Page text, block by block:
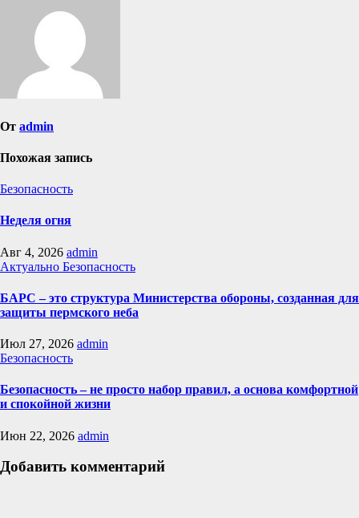
От admin
Похожая запись
Безопасность
Неделя огня
Авг 4, 2026 admin
Актуально Безопасность
БАРС – это структура Министерства обороны, созданная для
защиты пермского неба
Июл 27, 2026 admin
Безопасность
Безопасность – не просто набор правил, а основа комфортной
и спокойной жизни
Июн 22, 2026 admin
Добавить комментарий